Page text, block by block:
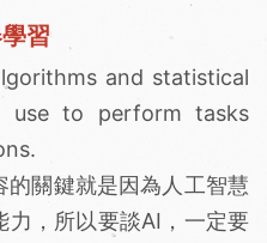
習
and statistical
use to perform tasks
的關鍵就是因為人工智慧
力，所以要談AI，一定要